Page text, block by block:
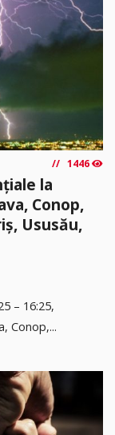
1446
la
Conop,
Ususău,
– 16:25,
Conop,...